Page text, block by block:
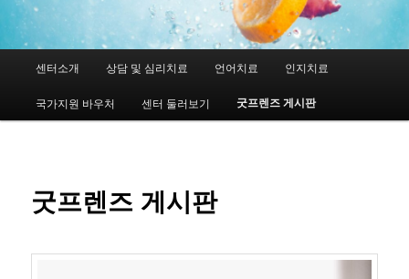
뉴
첫
번
컨
센터소개 상담 및 심리치료 언어치료 인지치료
국가지원 바우처 센터 둘러보기 굿프렌즈 게시판
굿프렌즈 게시판